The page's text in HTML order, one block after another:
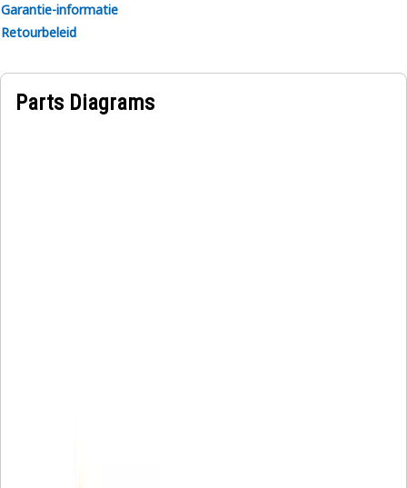
Garantie-informatie
Retourbeleid
Parts Diagrams